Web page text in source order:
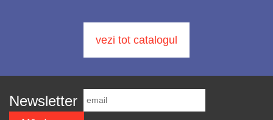
vezi tot catalogul
Newsletter